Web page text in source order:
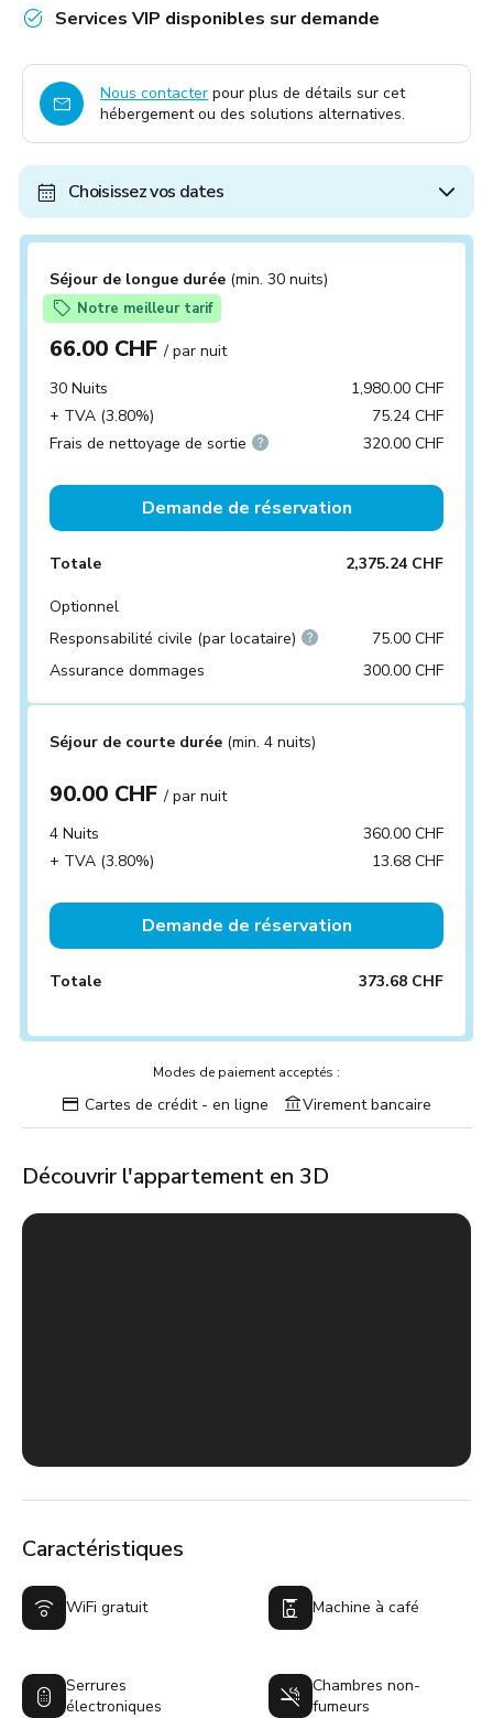
Services VIP disponibles sur demande
Nous contacter pour plus de détails sur cet
hébergement ou des solutions alternatives.
Choisissez vos dates
Séjour de longue durée (min. 30 nuits)
Notre meilleur tarif
66.00 CHF/ par nuit
30 Nuits
1,980.00 CHF
+ TVA (3.80%)
75.24 CHF
Frais de nettoyage de sortie
320.00 CHF
Demande de réservation
Totale 2,375.24 CHF
Optionnel
Responsabilité civile (par locataire)
75.00 CHF
Assurance dommages
300.00 CHF
Séjour de courte durée (min. 4 nuits)
90.00 CHF/ par nuit
4 Nuits
360.00 CHF
+ TVA (3.80%)
13.68 CHF
Demande de réservation
Totale 373.68 CHF
Modes de paiement acceptés :
Cartes de crédit - en ligne Virement bancaire
Découvrir l'appartement en 3D
Caractéristiques
WiFi gratuit Machine à café
Serrures
électroniques
Chambres non-
fumeurs